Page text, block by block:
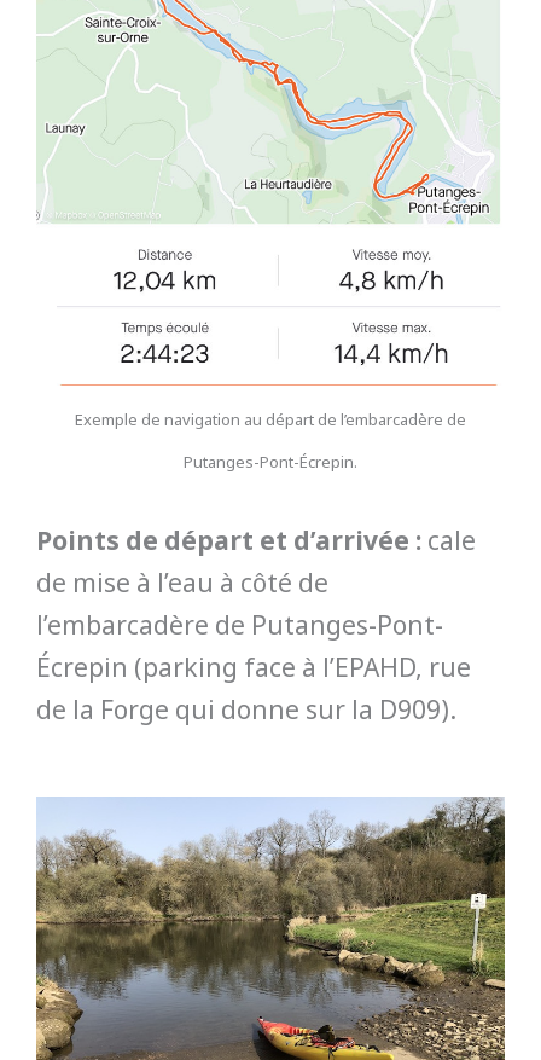
Exemple de navigation au départ de l’embarcadère de
Putanges-Pont-Écrepin.
Points de départ et d’arrivée : cale
de mise à l’eau à côté de
l’embarcadère de Putanges-Pont-
Écrepin (parking face à l’EPAHD, rue
de la Forge qui donne sur la D909).